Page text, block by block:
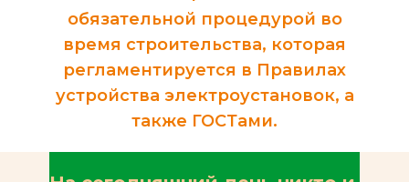
обязательной процедурой во
время строительства, которая
регламентируется в Правилах
устройства электроустановок, а
также ГОСТами.